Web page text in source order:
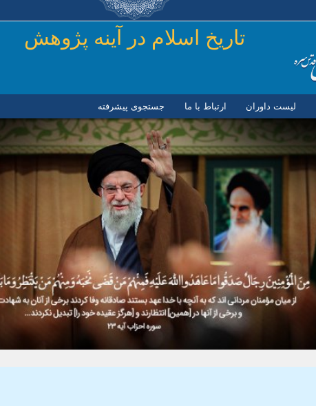
رفتن به محتوای اصلی
تاريخ اسلام در آينه پژوهش
لیست داوران ارتباط با ما جستجوی پیشرفته